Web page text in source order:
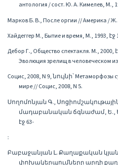
антология / сост. Ю. А. Кимелев, М.,
Марков Б. В., После оргии // Америка /
Хайдеггер М., Бытие и время, М., 1993, էջ
Дебор Г., Общество спектакля. М.,
Эволюция зрелищ в человеческом
Социс, 2008, N 9, նույնի՝ Метаморфозы
мире // Социс, 2008, N 5.
Սողոմոնյան Գ.,
մադաբանական ճգնաժամ, Ե.,
էջ 63-
:
Բաբաջանյան Լ. Քաղաքական
փոխակերպումները արդի